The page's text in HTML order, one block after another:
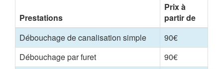
Prestations
Prix à
partir de
Débouchage de canalisation simple
90€
Débouchage par furet
90€